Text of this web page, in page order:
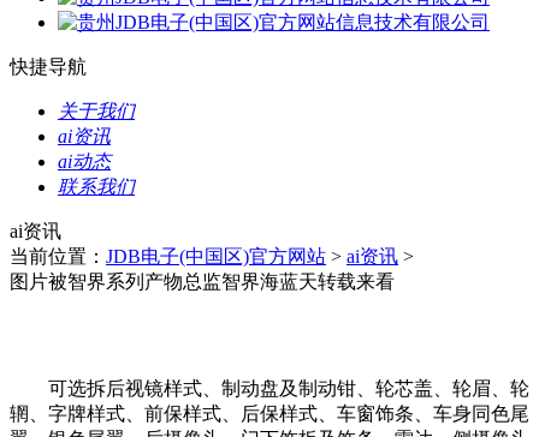
快捷导航
关于我们
ai资讯
ai动态
联系我们
ai资讯
当前位置： JDB电子(中国区)官方网站 > ai资讯 >
图片被智界系列产物总监智界海蓝天转载来看
可选拆后视镜样式、制动盘及制动钳、轮芯盖、轮眉、轮
辋、字牌样式、前保样式、后保样式、车窗饰条、车身同色尾